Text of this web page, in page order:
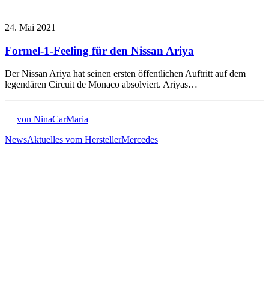
24. Mai 2021
Formel-1-Feeling für den Nissan Ariya
Der Nissan Ariya hat seinen ersten öffentlichen Auftritt auf dem
legendären Circuit de Monaco absolviert. Ariyas…
von NinaCarMaria
NewsAktuelles vom HerstellerMercedes